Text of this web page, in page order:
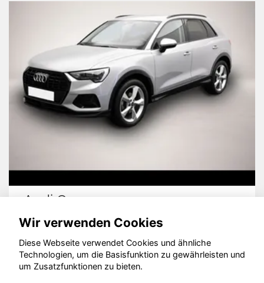
Audi Q3
© konjunkturmotor.de GmbH 2020 - 2026
Wir verwenden Cookies
Diese Webseite verwendet Cookies und ähnliche
Technologien, um die Basisfunktion zu gewährleisten und
um Zusatzfunktionen zu bieten.